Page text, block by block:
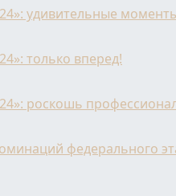
удивительные
только вперед!
роскошь
федерального